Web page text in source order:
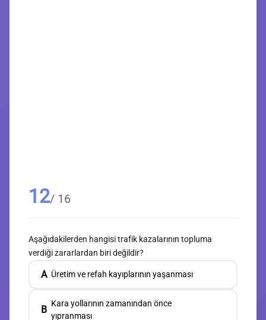
12/ 16
Aşağıdakilerden hangisi trafik kazalarının topluma
verdiği zararlardan biri değildir?
A Üretim ve refah kayıplarının yaşanması
B
Kara yollarının zamanından önce
yıpranması